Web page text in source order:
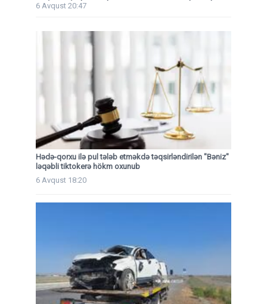
6 Avqust 20:47
Hədə-qorxu ilə pul tələb etməkdə təqsirləndirilən "Bəniz"
ləqəbli tiktokerə hökm oxunub
6 Avqust 18:20